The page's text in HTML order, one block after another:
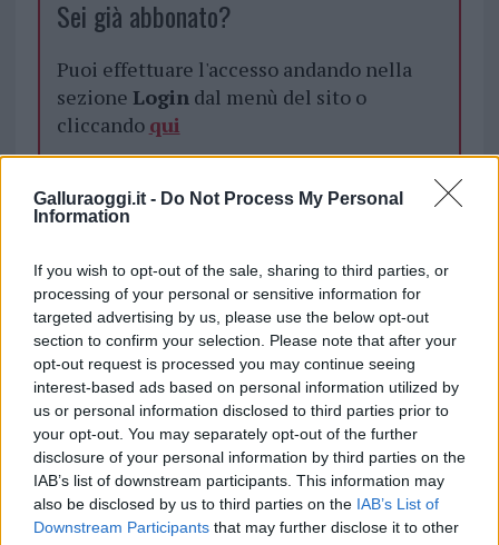
Galluraoggi.it - Do Not Process My Personal
Information
If you wish to opt-out of the sale, sharing to third parties, or
processing of your personal or sensitive information for
targeted advertising by us, please use the below opt-out
section to confirm your selection. Please note that after your
opt-out request is processed you may continue seeing
interest-based ads based on personal information utilized by
us or personal information disclosed to third parties prior to
your opt-out. You may separately opt-out of the further
disclosure of your personal information by third parties on the
IAB’s list of downstream participants. This information may
also be disclosed by us to third parties on the IAB’s List of
Downstream Participants that may further disclose it to other
Sei già abbonato?
Puoi effettuare l'accesso andando nella
sezione Logindal menù del sito o
cliccando qui
TEMI:
Auto Bruciata La Conia
Incendio Cannigione
Incendio La Conia
Mister Doavolina
Notizie Arzachena
Notizie Cannigione
Notizie La Conia
Notizie in tempo reale?
Entra nel canale telegram di
GalluraOggi.it